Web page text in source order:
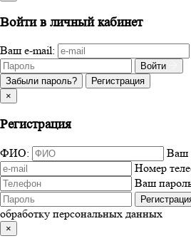
Войти в личный кабинет
Ваш e-mail:
Войти
Забыли пароль?
Регистрация
×
Регистрация
ФИО:
Ваш
Номер
Ваш
обработку персональных данных
×